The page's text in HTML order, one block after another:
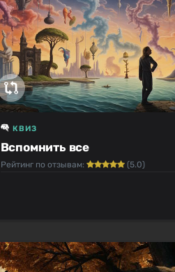
Вспомнить все
КВИЗ
Рейтинг по отзывам: (5.0)